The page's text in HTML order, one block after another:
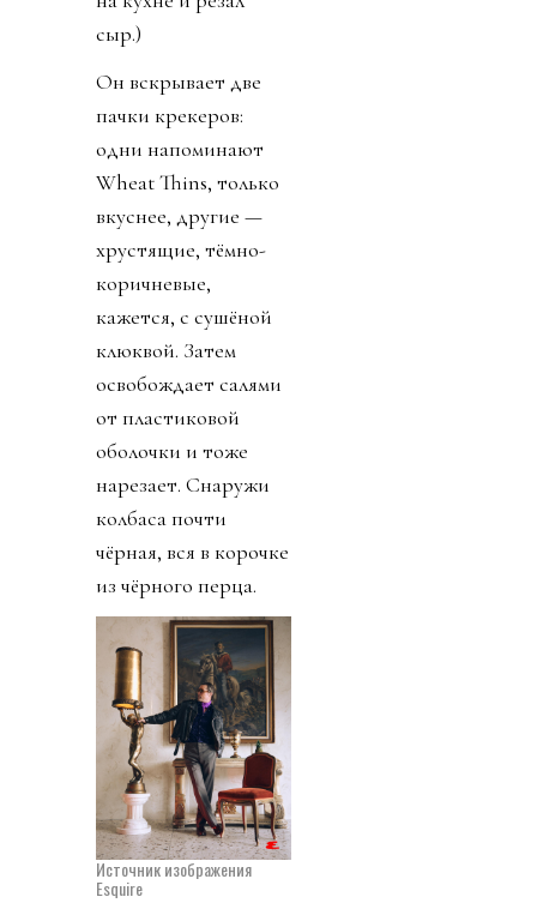
сыр.)
Он вскрывает две
пачки крекеров:
одни напоминают
Wheat Thins, только
вкуснее, другие —
хрустящие, тёмно-
коричневые,
кажется, с сушёной
клюквой. Затем
освобождает салями
от пластиковой
оболочки и тоже
нарезает. Снаружи
колбаса почти
чёрная, вся в корочке
из чёрного перца.
Источник изображения
Esquire